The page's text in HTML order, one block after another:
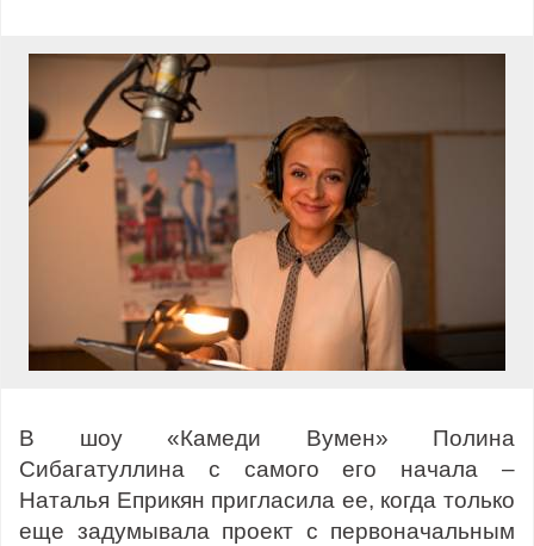
В шоу «Камеди Вумен» Полина
Сибагатуллина с самого его начала –
Наталья Еприкян пригласила ее, когда только
еще задумывала проект с первоначальным